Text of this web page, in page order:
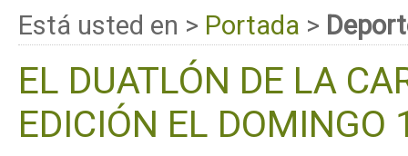
Está usted en > Portada >
EL DUATLÓN DE LA
EDICIÓN EL DOMINGO